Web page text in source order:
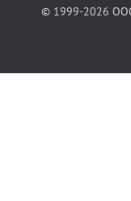
© 1999-2026